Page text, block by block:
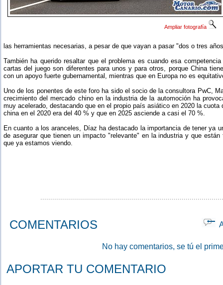
Ampliar fotografía
las herramientas necesarias, a pesar de que vayan a pasar "dos o tres
También ha querido resaltar que el problema es cuando esa
cartas del juego son diferentes para unos y para otros, porque China
con un apoyo fuerte gubernamental, mientras que en Europa no es
Uno de los ponentes de este foro ha sido el socio de la consultora PwC,
crecimiento del mercado chino en la industria de la automoción ha
muy acelerado, destacando que en el propio país asiático en 2020 la
china en el 2020 era del 40 % y que en 2025 asciende a casi el 70 %.
En cuanto a los aranceles, Díaz ha destacado la importancia de tener ya
de asegurar que tienen un impacto "relevante" en la industria y que
que ya estamos viendo.
COMENTARIOS
No hay comentarios, se tú el
APORTAR TU COMENTARIO